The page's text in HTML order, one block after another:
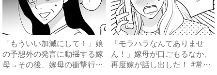
「もういい加減にして！」娘
の予想外の発言に動揺する嫁
母→その後、嫁母の衝撃行動
「モラハラなんてありませ
ん！」嫁母が口ごもるなか、
再度嫁が話し出した！ #常識